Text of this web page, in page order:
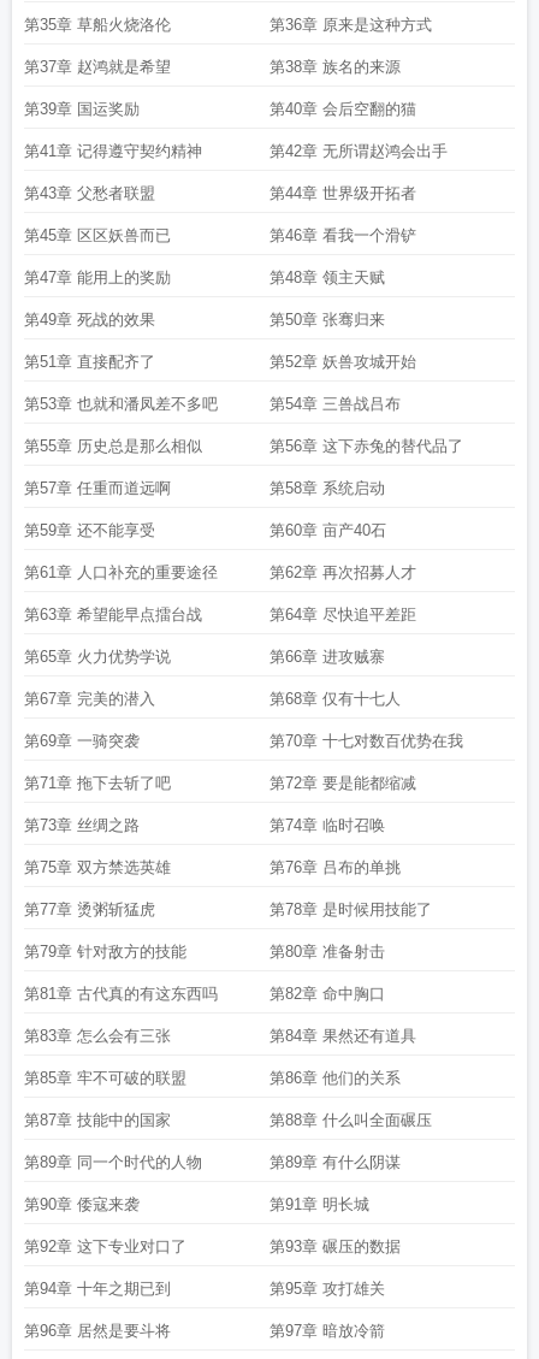
第35章 草船火烧洛伦 第36章 原来是这种方式
第37章 赵鸿就是希望 第38章 族名的来源
第39章 国运奖励 第40章 会后空翻的猫
第41章 记得遵守契约精神 第42章 无所谓赵鸿会出手
第43章 父愁者联盟 第44章 世界级开拓者
第45章 区区妖兽而已 第46章 看我一个滑铲
第47章 能用上的奖励 第48章 领主天赋
第49章 死战的效果 第50章 张骞归来
第51章 直接配齐了 第52章 妖兽攻城开始
第53章 也就和潘凤差不多吧 第54章 三兽战吕布
第55章 历史总是那么相似 第56章 这下赤兔的替代品了
第57章 任重而道远啊 第58章 系统启动
第59章 还不能享受 第60章 亩产40石
第61章 人口补充的重要途径 第62章 再次招募人才
第63章 希望能早点擂台战 第64章 尽快追平差距
第65章 火力优势学说 第66章 进攻贼寨
第67章 完美的潜入 第68章 仅有十七人
第69章 一骑突袭 第70章 十七对数百优势在我
第71章 拖下去斩了吧 第72章 要是能都缩减
第73章 丝绸之路 第74章 临时召唤
第75章 双方禁选英雄 第76章 吕布的单挑
第77章 烫粥斩猛虎 第78章 是时候用技能了
第79章 针对敌方的技能 第80章 准备射击
第81章 古代真的有这东西吗 第82章 命中胸口
第83章 怎么会有三张 第84章 果然还有道具
第85章 牢不可破的联盟 第86章 他们的关系
第87章 技能中的国家 第88章 什么叫全面碾压
第89章 同一个时代的人物 第89章 有什么阴谋
第90章 倭寇来袭 第91章 明长城
第92章 这下专业对口了 第93章 碾压的数据
第94章 十年之期已到 第95章 攻打雄关
第96章 居然是要斗将 第97章 暗放冷箭